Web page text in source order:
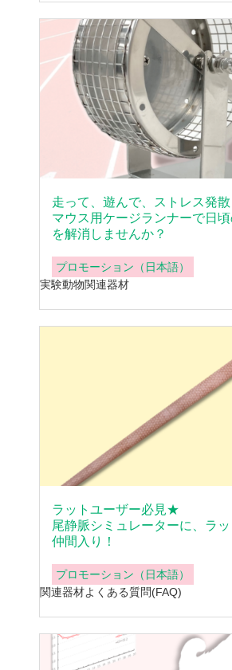
走って、遊んで、ストレス発散
マウス用ケージランナーで日
を解消しませんか？
プロモーション（日本語）
実験動物関連器材
ラットユーザー必見★
尾静脈シミュレーターに、ラ
仲間入り！
プロモーション（日本語）
関連器材よくある質問(FAQ)